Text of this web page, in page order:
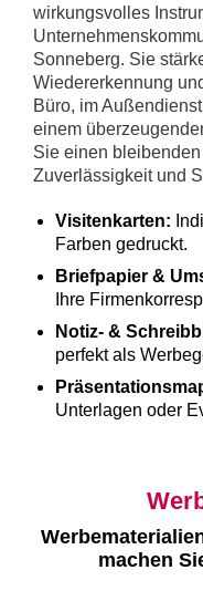
wirkungsvolles
Sonneberg. Sie
Wiedererkennung
Büro, im
einem
Sie einen
Zuverlässigkeit und
Visitenkarten:
Farben gedruckt.
Briefpapier &
Ihre
Notiz- &
perfekt als
Unterlagen oder
machen